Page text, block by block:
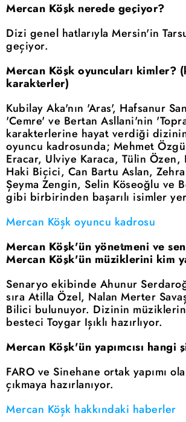
Mercan Köşk nerede geçiyor?
Dizi genel hatlarıyla Mersin'in
geçiyor.
Mercan Köşk oyuncuları kimler?
karakterler)
Kubilay Aka'nın 'Aras', Hafsanur
'Cemre' ve Bertan Asllani'nin
karakterlerine hayat verdiği
oyuncu kadrosunda; Mehmet
Eracar, Ulviye Karaca, Tülin Özen,
Haki Biçici, Can Bartu Aslan,
Şeyma Zengin, Selin Köseoğlu ve
gibi birbirinden başarılı isimler
Mercan Köşk oyuncu kadrosu
Mercan Köşk'ün yönetmeni ve
Mercan Köşk'ün müziklerini kim
Senaryo ekibinde Ahunur
sıra Atilla Özel, Nalan Merter
Bilici bulunuyor. Dizinin
besteci Toygar Işıklı hazırlıyor.
Mercan Köşk'ün yapımcısı hangi
FARO ve Sinehane ortak yapımı
çıkmaya hazırlanıyor.
Mercan Köşk hakkındaki haberler